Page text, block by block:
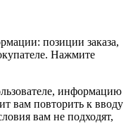
позиции заказа,
Нажмите
информацию
вам повторить к вводу
вам не подходят,